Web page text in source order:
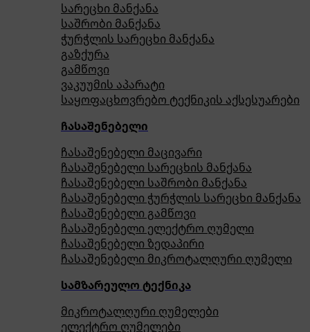
სარეცხი მანქანა
საშრობი მანქანა
ჭურჭლის სარეცხი მანქანა
გაზქურა
გამწოვი
ვაკუუმის აპარატი
საყოფაცხოვრებო ტექნიკის აქსესუარები
ჩასაშენებელი
ჩასაშენებელი მაცივარი
ჩასაშენებელი სარეცხის მანქანა
ჩასაშენებელი საშრობი მანქანა
ჩასაშენებელი ჭურჭლის სარეცხი მანქანა
ჩასაშენებელი გამწოვი
ჩასაშენებელი ელექტრო ღუმელი
ჩასაშენებელი ზედაპირი
ჩასაშენებელი მიკროტალღური ღუმელი
სამზარეულო ტექნიკა
მიკროტალღური ღუმელები
ელექტრო ღუმელები